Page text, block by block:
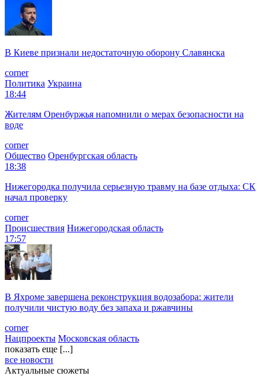
В Киеве признали недостаточную оборону Славянска
corner
Политика Украина
18:44
Жителям Оренбуржья напомнили о мерах безопасности на
воде
corner
Общество Оренбургская область
18:38
Нижегородка получила серьезную травму на базе отдыха: СК
начал проверку
corner
Происшествия Нижегородская область
17:57
В Яхроме завершена реконструкция водозабора: жители
получили чистую воду без запаха и ржавчины
corner
Нацпроекты Московская область
показать еще [...]
все новости
Актуальные сюжеты